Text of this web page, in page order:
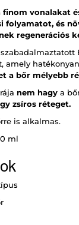
finom vonalakat
folyamatot, és
regenerációs
amely
a bőr mélyebb
nem hagy a
zsíros réteget.
is alkalmas.
ml